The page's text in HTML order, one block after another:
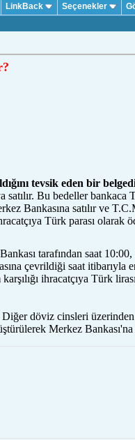
LinkBack Seçenekler
tevsik eden bir
Bu bedeller bankaca
Bankasına satılır ve
Türk parası olarak
tarafından saat 10:00,
çevrildiği saat itibarıyla
ihracatçıya Türk
döviz cinsleri üzerinden
Merkez Bankası'na